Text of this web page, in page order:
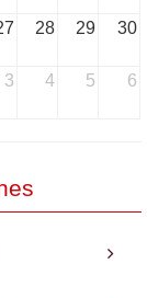
28 29 30
3 4 5 6